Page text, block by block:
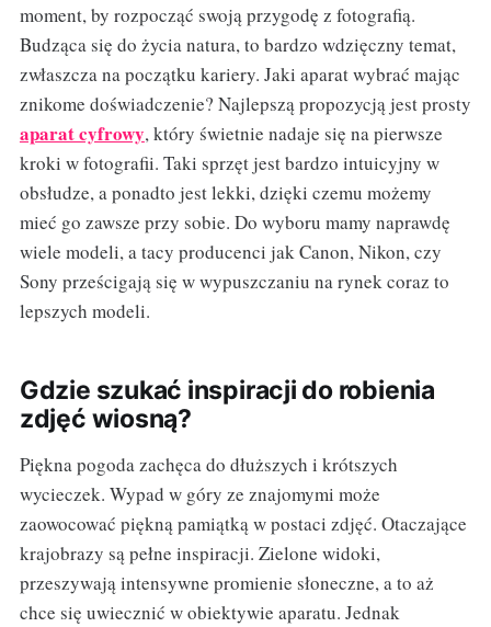
moment, by rozpocząć swoją przygodę z fotografią.
Budząca się do życia natura, to bardzo wdzięczny temat,
zwłaszcza na początku kariery. Jaki aparat wybrać mając
znikome doświadczenie? Najlepszą propozycją jest prosty
aparat cyfrowy, który świetnie nadaje się na pierwsze
kroki w fotografii. Taki sprzęt jest bardzo intuicyjny w
obsłudze, a ponadto jest lekki, dzięki czemu możemy
mieć go zawsze przy sobie. Do wyboru mamy naprawdę
wiele modeli, a tacy producenci jak Canon, Nikon, czy
Sony prześcigają się w wypuszczaniu na rynek coraz to
lepszych modeli.
Gdzie szukać inspiracji do robienia
zdjęć wiosną?
Piękna pogoda zachęca do dłuższych i krótszych
wycieczek. Wypad w góry ze znajomymi może
zaowocować piękną pamiątką w postaci zdjęć. Otaczające
krajobrazy są pełne inspiracji. Zielone widoki,
przeszywają intensywne promienie słoneczne, a to aż
chce się uwiecznić w obiektywie aparatu. Jednak